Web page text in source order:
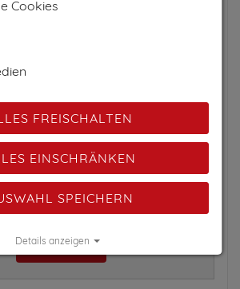
Inhalt sehen zu können,
aus Datenschutzgründen erst
Details können in der
nachgelesen,
sowie widerrufen werden.
zustimmen
Cookies
FREISCHALTEN
EINSCHRÄNKEN
SPEICHERN
Details anzeigen